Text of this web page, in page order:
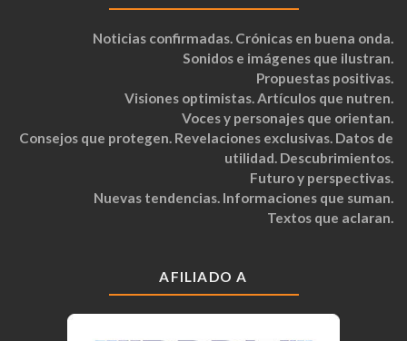
Noticias confirmadas. Crónicas en buena onda.
Sonidos e imágenes que ilustran.
Propuestas positivas.
Visiones optimistas. Artículos que nutren.
Voces y personajes que orientan.
Consejos que protegen. Revelaciones exclusivas. Datos de
utilidad. Descubrimientos.
Futuro y perspectivas.
Nuevas tendencias. Informaciones que suman.
Textos que aclaran.
AFILIADO A